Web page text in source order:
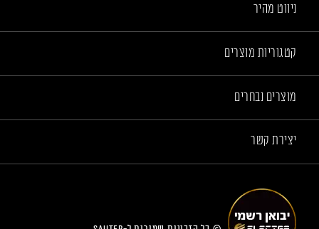
ניווט מהיר
קטגוריות מוצרים
מוצרים נבחרים
יצירת קשר